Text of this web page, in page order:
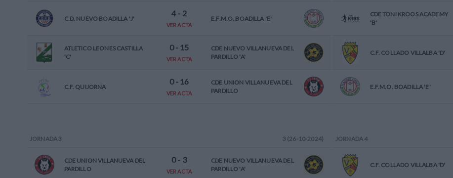
C.D. NUEVO BOADILLA 'J'
4- 2
VER ACTA
E.F.M.O. BOADILLA 'E'
ATLETICO LEONES CASTILLA
'C'
0- 15
VER ACTA
CDE NUEVO VILLANUEVA DEL
PARDILLO 'A'
C.F. QUIJORNA
0- 16
VER ACTA
CDE UNION VILLANUEVA DEL
PARDILLO
CDE TONI KROOS ACADEMY
'B'
C.F. COLLADO VILLALBA 'D'
E.F.M.O. BOADILLA 'E'
JORNADA 3 3 (26-10-2024)
CDE UNION VILLANUEVA DEL
PARDILLO
0- 3
VER ACTA
CDE NUEVO VILLANUEVA DEL
PARDILLO 'A'
JORNADA 4
C.F. COLLADO VILLALBA 'D'